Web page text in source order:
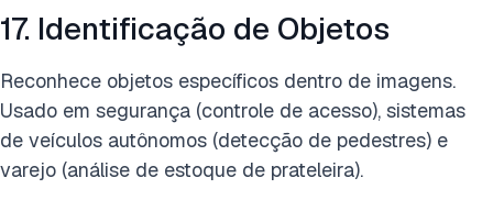
17. Identificação de Objetos
Reconhece objetos específicos dentro de imagens.
Usado em segurança (controle de acesso), sistemas
de veículos autônomos (detecção de pedestres) e
varejo (análise de estoque de prateleira).